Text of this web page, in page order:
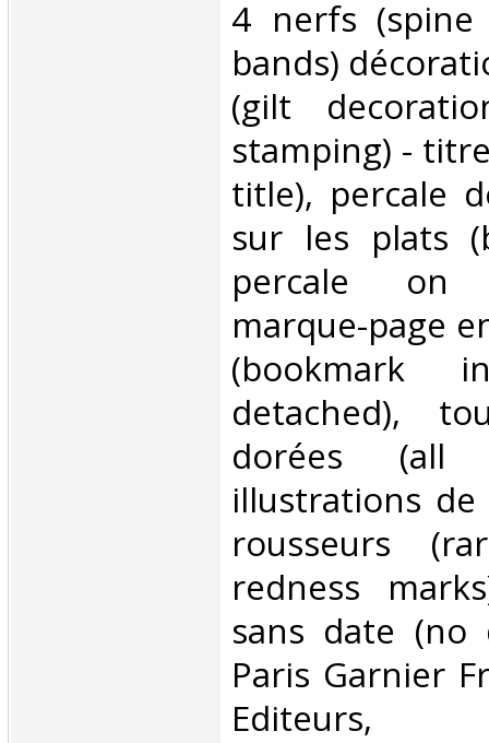
4 nerfs
bands)
(gilt
stamping) -
title), percale
sur les plats
percale on
marque-page
(bookmark
detached),
dorées (all
illustrations de
rousseurs
redness
sans date (no
Paris Garnier
Editeurs,‎